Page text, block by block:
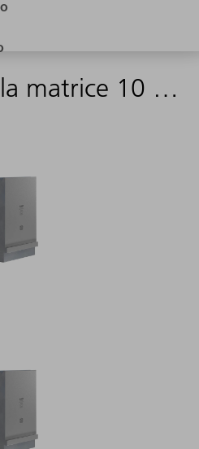
Ampiezza della matrice 10 mm